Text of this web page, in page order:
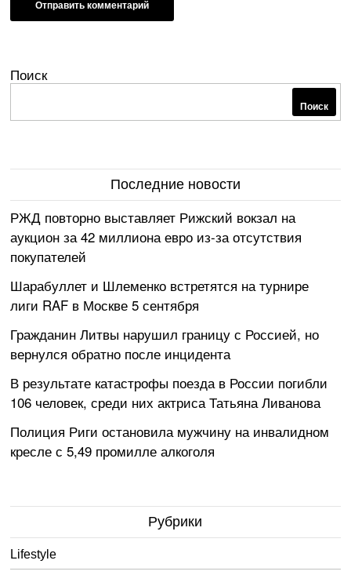
Поиск
Поиск
Последние новости
РЖД повторно выставляет Рижский вокзал на
аукцион за 42 миллиона евро из-за отсутствия
покупателей
Шарабуллет и Шлеменко встретятся на турнире
лиги RAF в Москве 5 сентября
Гражданин Литвы нарушил границу с Россией, но
вернулся обратно после инцидента
В результате катастрофы поезда в России погибли
106 человек, среди них актриса Татьяна Ливанова
Полиция Риги остановила мужчину на инвалидном
кресле с 5,49 промилле алкоголя
Рубрики
Lifestyle